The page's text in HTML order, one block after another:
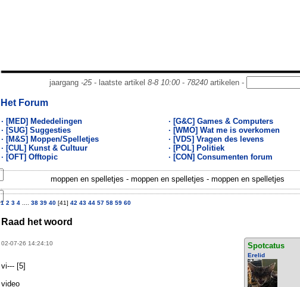
jaargang -25- laatste artikel 8-8 10:00- 78240artikelen -
Het Forum
· [MED] Mededelingen
· [SUG] Suggesties
· [M&S] Moppen/Spelletjes
· [CUL] Kunst & Cultuur
· [OFT] Offtopic
· [G&C] Games & Computers
· [WMO] Wat me is overkomen
· [VDS] Vragen des levens
· [POL] Politiek
· [CON] Consumenten forum
moppen en spelletjes - moppen en spelletjes - moppen en spelletjes
1 2 3 4 .... 38 39 40 [41] 42 43 44 57 58 59 60
Raad het woord
02-07-26 14:24:10 Spotcatus
Erelid
vi--- [5]
video